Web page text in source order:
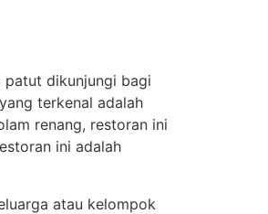
patut dikunjungi bagi
terkenal adalah
renang, restoran ini
ini adalah
atau kelompok